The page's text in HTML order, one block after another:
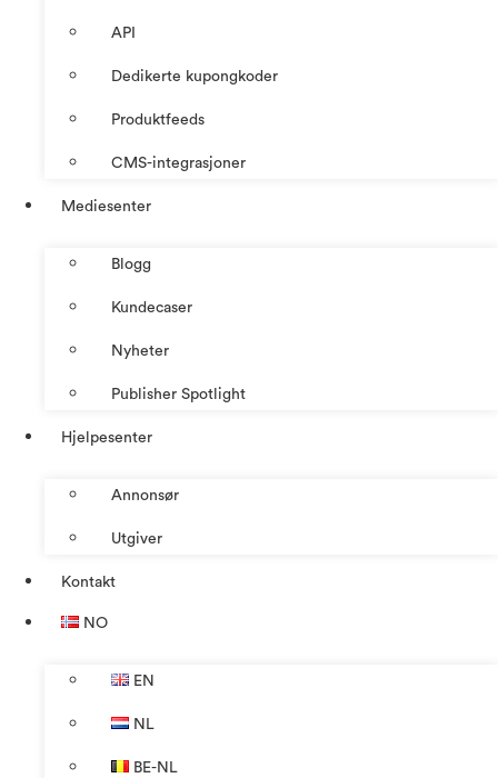
API
Dedikerte kupongkoder
Produktfeeds
CMS-integrasjoner
Mediesenter
Blogg
Kundecaser
Nyheter
Publisher Spotlight
Hjelpesenter
Annonsør
Utgiver
Kontakt
NO
EN
NL
BE-NL